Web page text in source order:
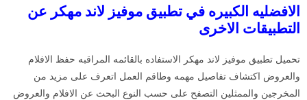
الافضليه الكبيره في تطبيق موفيز لاند مهكر عن
التطبيقات الاخرى
تحميل تطبيق موفيز لاند مهكر الاستفاده بالقائمه المراقبه حفظ الافلام
والعروض اكتشاف تفاصيل مهمه وطاقم العمل اتعرف على مزيد من
المخرجين والممثلين التصفح على حسب النوع البحث عن الافلام والعروض